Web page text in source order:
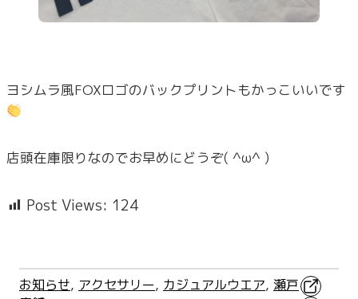
ヨシムラ風FOXロゴのバックプリントもかっこいいです
店頭在庫限りなのでお早めにどうぞ( ^ω^ )
Post Views: 124
お知らせ, アクセサリー, カジュアルウエア, 瀬戸X